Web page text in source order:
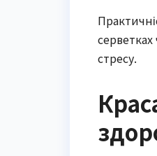
стресу.